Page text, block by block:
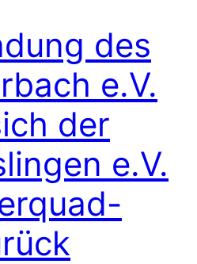
des
e.V.
der
e.V.